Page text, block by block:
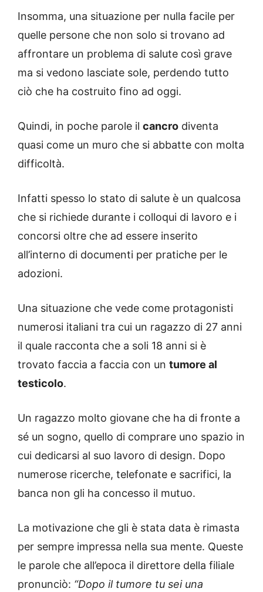
Insomma, una situazione per nulla facile per
quelle persone che non solo si trovano ad
affrontare un problema di salute così grave
ma si vedono lasciate sole, perdendo tutto
ciò che ha costruito fino ad oggi.
Quindi, in poche parole il cancro diventa
quasi come un muro che si abbatte con molta
difficoltà.
Infatti spesso lo stato di salute è un qualcosa
che si richiede durante i colloqui di lavoro e i
concorsi oltre che ad essere inserito
all’interno di documenti per pratiche per le
adozioni.
Una situazione che vede come protagonisti
numerosi italiani tra cui un ragazzo di 27 anni
il quale racconta che a soli 18 anni si è
trovato faccia a faccia con un tumore al
testicolo.
Un ragazzo molto giovane che ha di fronte a
sé un sogno, quello di comprare uno spazio in
cui dedicarsi al suo lavoro di design. Dopo
numerose ricerche, telefonate e sacrifici, la
banca non gli ha concesso il mutuo.
La motivazione che gli è stata data è rimasta
per sempre impressa nella sua mente. Queste
le parole che all’epoca il direttore della filiale
pronunciò: “Dopo il tumore tu sei una